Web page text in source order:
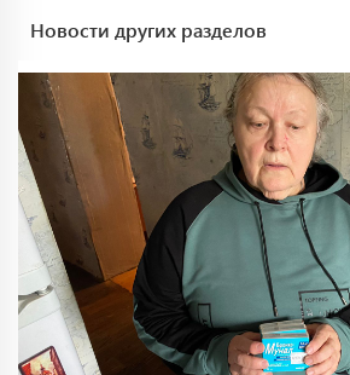
Новости других разделов